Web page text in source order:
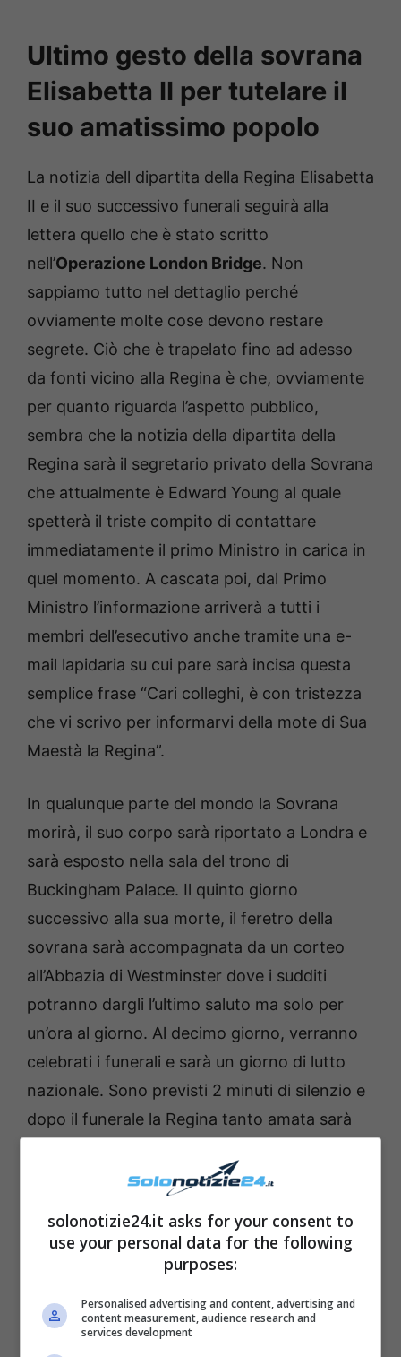
Ultimo gesto della sovrana
Elisabetta II per tutelare il
suo amatissimo popolo
La notizia dell dipartita della Regina Elisabetta
II e il suo successivo funerali seguirà alla
lettera quello che è stato scritto
nell’Operazione London Bridge. Non
sappiamo tutto nel dettaglio perché
ovviamente molte cose devono restare
segrete. Ciò che è trapelato fino ad adesso
da fonti vicino alla Regina è che, ovviamente
per quanto riguarda l’aspetto pubblico,
sembra che la notizia della dipartita della
Regina sarà il segretario privato della Sovrana
che attualmente è Edward Young al quale
spetterà il triste compito di contattare
immediatamente il primo Ministro in carica in
quel momento. A cascata poi, dal Primo
Ministro l’informazione arriverà a tutti i
membri dell’esecutivo anche tramite una e-
mail lapidaria su cui pare sarà incisa questa
semplice frase “Cari colleghi, è con tristezza
che vi scrivo per informarvi della mote di Sua
Maestà la Regina”.
In qualunque parte del mondo la Sovrana
morirà, il suo corpo sarà riportato a Londra e
sarà esposto nella sala del trono di
Buckingham Palace. Il quinto giorno
successivo alla sua morte, il feretro della
sovrana sarà accompagnata da un corteo
all’Abbazia di Westminster dove i sudditi
potranno dargli l’ultimo saluto ma solo per
un’ora al giorno. Al decimo giorno, verranno
celebrati i funerali e sarà un giorno di lutto
nazionale. Sono previsti 2 minuti di silenzio e
dopo il funerale la Regina tanto amata sarà
la Cappella di San Giorgio al castello di
marito Filippo di Edimburgo recentemente
solonotizie24.it asks for your consent to
use your personal data for the following
purposes:
Personalised advertising and content, advertising and
content measurement, audience research and
services development